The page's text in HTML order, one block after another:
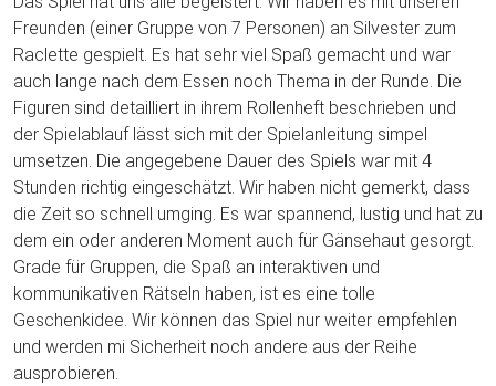
Freunden (einer Gruppe von 7 Personen) an Silvester zum
Raclette gespielt. Es hat sehr viel Spaß gemacht und war
auch lange nach dem Essen noch Thema in der Runde. Die
Figuren sind detailliert in ihrem Rollenheft beschrieben und
der Spielablauf lässt sich mit der Spielanleitung simpel
umsetzen. Die angegebene Dauer des Spiels war mit 4
Stunden richtig eingeschätzt. Wir haben nicht gemerkt, dass
die Zeit so schnell umging. Es war spannend, lustig und hat zu
dem ein oder anderen Moment auch für Gänsehaut gesorgt.
Grade für Gruppen, die Spaß an interaktiven und
kommunikativen Rätseln haben, ist es eine tolle
Geschenkidee. Wir können das Spiel nur weiter empfehlen
und werden mi Sicherheit noch andere aus der Reihe
ausprobieren.